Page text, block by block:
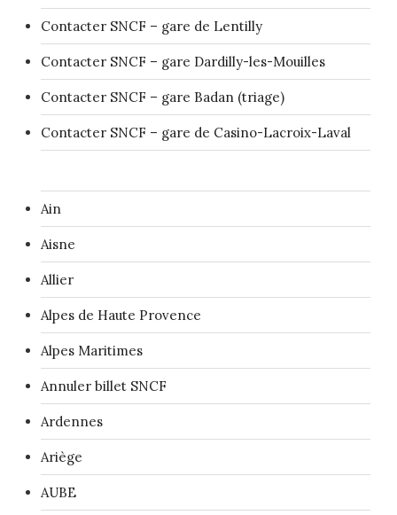
Contacter SNCF – gare de Lentilly
Contacter SNCF – gare Dardilly-les-Mouilles
Contacter SNCF – gare Badan (triage)
Contacter SNCF – gare de Casino-Lacroix-Laval
Ain
Aisne
Allier
Alpes de Haute Provence
Alpes Maritimes
Annuler billet SNCF
Ardennes
Ariège
AUBE